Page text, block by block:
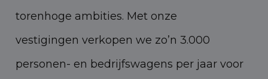
torenhoge ambities. Met onze
vestigingen verkopen we zo’n 3.000
personen- en bedrijfswagens per jaar voor